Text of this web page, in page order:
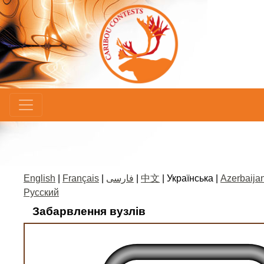
English Français فارسی 中文 | Українська |
Русский
Забарвлення вузлів